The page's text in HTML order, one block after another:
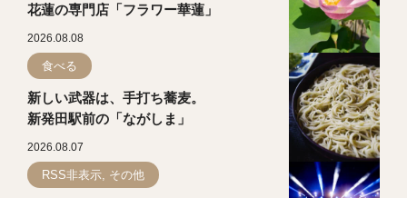
花蓮の専門店「フラワー華蓮」
2026.08.08
食べる
新しい武器は、手打ち蕎麦。
新発田駅前の「ながしま」
2026.08.07
RSS非表示, その他